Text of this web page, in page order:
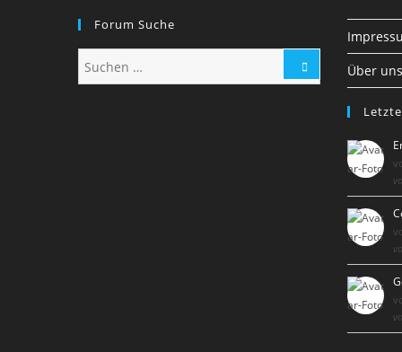
Forum Suche
Über uns